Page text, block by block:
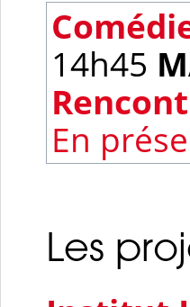
14h45
En
Les